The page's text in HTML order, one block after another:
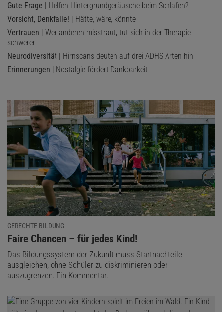
Gute Frage | Helfen Hintergrundgeräusche beim Schlafen?
Vorsicht, Denkfalle! | Hätte, wäre, könnte
Vertrauen | Wer anderen misstraut, tut sich in der Therapie
schwerer
Neurodiversität | Hirnscans deuten auf drei ADHS-Arten hin
Erinnerungen | Nostalgie fördert Dankbarkeit
GERECHTE BILDUNG
:
Faire Chancen – für jedes Kind!
Das Bildungssystem der Zukunft muss Startnachteile
ausgleichen, ohne Schüler zu diskriminieren oder
auszugrenzen. Ein Kommentar.